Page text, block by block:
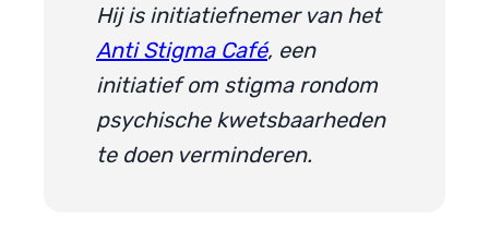
Hij is initiatiefnemer van het
Anti Stigma Café, een
initiatief om stigma rondom
psychische kwetsbaarheden
te doen verminderen.